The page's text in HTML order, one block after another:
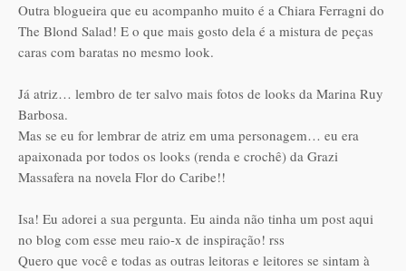
Outra blogueira que eu acompanho muito é a Chiara Ferragni do
The Blond Salad! E o que mais gosto dela é a mistura de peças
caras com baratas no mesmo look.
Já atriz… lembro de ter salvo mais fotos de looks da Marina Ruy
Barbosa.
Mas se eu for lembrar de atriz em uma personagem… eu era
apaixonada por todos os looks (renda e crochê) da Grazi
Massafera na novela Flor do Caribe!!
Isa! Eu adorei a sua pergunta. Eu ainda não tinha um post aqui
no blog com esse meu raio-x de inspiração! rss
Quero que você e todas as outras leitoras e leitores se sintam à